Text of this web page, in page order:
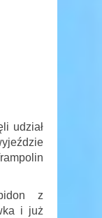
udział
z
i już